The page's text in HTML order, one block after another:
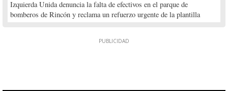
Izquierda Unida denuncia la falta de efectivos en el parque de
bomberos de Rincón y reclama un refuerzo urgente de la plantilla